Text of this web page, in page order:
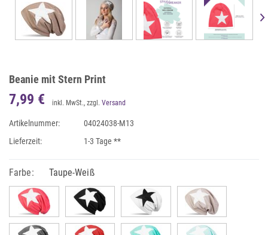
Beanie mit Stern Print
7,99 € inkl. MwSt., zzgl. Versand
Artikelnummer:
04024038-M13
Lieferzeit:
1-3 Tage **
Farbe: Taupe-Weiß